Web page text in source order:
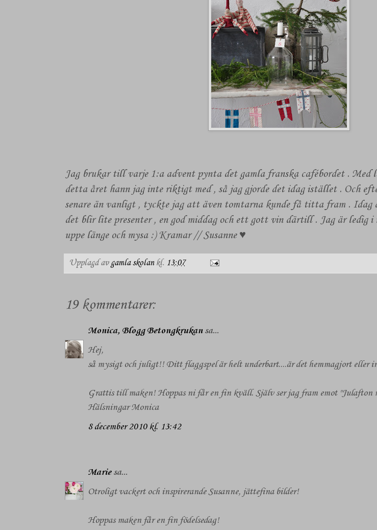
Jag brukar till varje 1:a advent pynta det gamla franska cafébordet . Med
detta året hann jag inte riktigt med , så jag gjorde det idag istället . Och
senare än vanligt , tyckte jag att även tomtarna kunde få titta fram . Idag
det blir lite presenter , en god middag och ett gott vin därtill . Jag är ledig i
uppe länge och mysa :) Kramar // Susanne ♥
Upplagd av gamla skolan kl. 13:07
19 kommentarer:
Monica, Blogg Betongkrukansa...
Hej,
så mysigt och juligt!! Ditt flaggspel är helt underbart....är det hemmagjort eller
Grattis till maken! Hoppas ni får en fin kväll. Själv ser jag fram emot "Julafton
Hälsningar Monica
8 december 2010 kl. 13:42
Mariesa...
Otroligt vackert och inspirerande Susanne, jättefina bilder!
Hoppas maken får en fin födelsedag!